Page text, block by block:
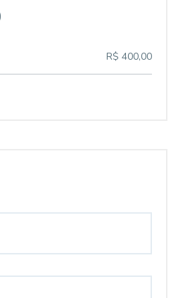
R$ 400,00